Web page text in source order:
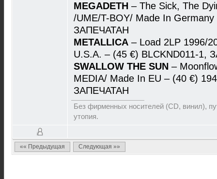
MEGADETH – The Sick, The
/UME/T-BOY/ Made In
ЗАПЕЧАТАН
METALLICA – Load 2LP 1996/
U.S.A. – (45 €) BLCKND011-1,
SWALLOW THE SUN –
MEDIA/ Made In EU – (40 €)
ЗАПЕЧАТАН
Без фирменных носителей (CD, винил),
утопия.
«« Предыдущая Следующая »»